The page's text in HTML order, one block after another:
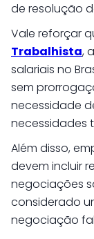
de resolução
Vale reforçar
Trabalhista,
salariais no
sem
necessidade
necessidades
Além disso,
devem incluir
negociações
considerado
negociação